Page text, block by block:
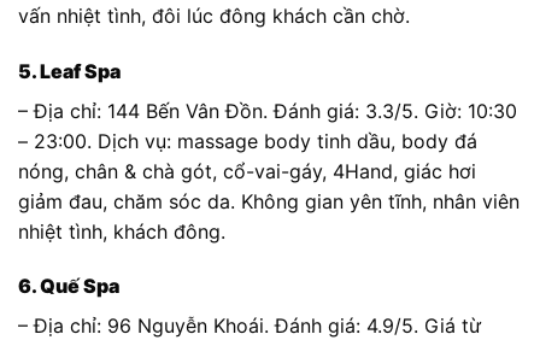
vấn nhiệt tình, đôi lúc đông khách cần chờ.
5. Leaf Spa
– Địa chỉ: 144 Bến Vân Đồn. Đánh giá: 3.3/5. Giờ: 10:30
– 23:00. Dịch vụ: massage body tinh dầu, body đá
nóng, chân & chà gót, cổ-vai-gáy, 4Hand, giác hơi
giảm đau, chăm sóc da. Không gian yên tĩnh, nhân viên
nhiệt tình, khách đông.
6. Quế Spa
– Địa chỉ: 96 Nguyễn Khoái. Đánh giá: 4.9/5. Giá từ